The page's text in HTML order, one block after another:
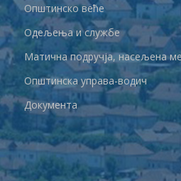
Општинско веће
Одељења и службе
Матична подручја, насељена
Општинска управа-водич
Документа